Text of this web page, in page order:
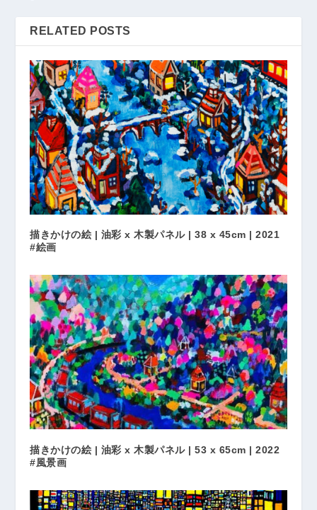
RELATED POSTS
描きかけの絵 | 油彩 x 木製パネル | 38 x 45cm | 2021
#絵画
描きかけの絵 | 油彩 x 木製パネル | 53 x 65cm | 2022
#風景画